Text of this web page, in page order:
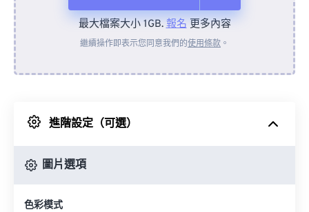
來自裝置
來自 Google 雲端硬碟
最大檔案大小 1GB.報名更多內容
繼續操作即表示您同意我們的使用條款 。
進階設定（可選）
圖片選項
色彩模式